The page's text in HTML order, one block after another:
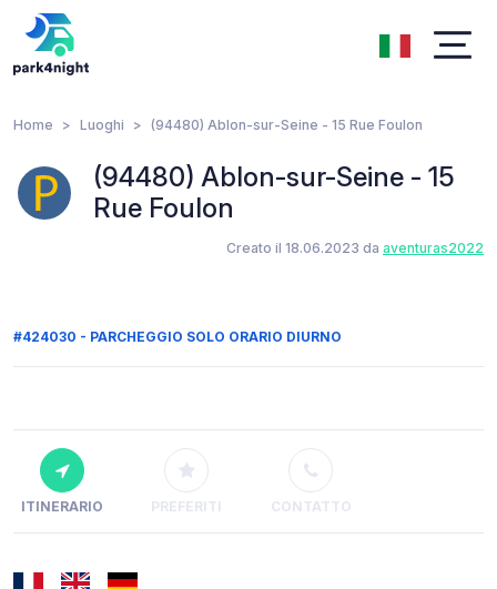
Home Luoghi (94480) Ablon-sur-Seine - 15 Rue Foulon
(94480) Ablon-sur-Seine - 15
Rue Foulon
Creato il 18.06.2023 da aventuras2022
#424030 - PARCHEGGIO SOLO ORARIO DIURNO
ITINERARIO PREFERITI CONTATTO